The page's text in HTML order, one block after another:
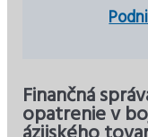
Finančná
opatrenie v